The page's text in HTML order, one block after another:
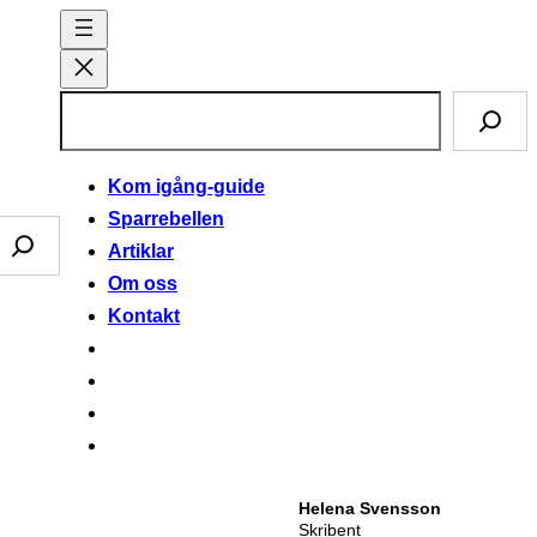
Kom igång-guide
Sparrebellen
Artiklar
Om oss
Kontakt
Helena Svensson
Skribent